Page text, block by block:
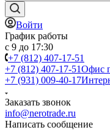
Войти
График работы
с 9 до 17:30
+7 (812) 407-17-51
+7 (812) 407-17-51Офис
+7 (931) 009-40-17
Заказать звонок
info@nerotrade.ru
Написать сообщение